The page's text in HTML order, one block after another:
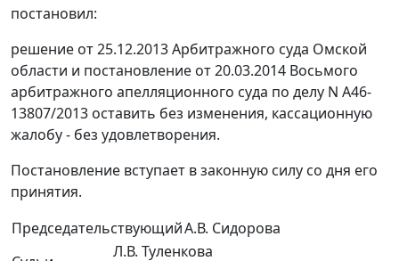
постановил:
решение от 25.12.2013 Арбитражного суда Омской
области и постановление от 20.03.2014 Восьмого
арбитражного апелляционного суда по делу N А46-
13807/2013 оставить без изменения, кассационную
жалобу - без удовлетворения.
Постановление вступает в законную силу со дня его
принятия.
ПредседательствующийА.В. Сидорова
Л.В. Туленкова